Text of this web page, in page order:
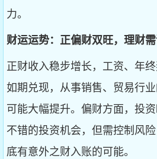
力。
财运运势：正偏财双旺，理
正财收入稳步增长，工资、年
如期兑现，从事销售、贸易行
可能大幅提升。偏财方面，投
不错的投资机会，但需控制风
底有意外之财入账的可能。